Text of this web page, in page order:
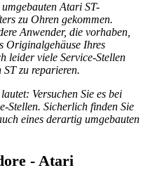
Atari ST-
zu Ohren gekommen.
Anwender, die vorhaben,
Originalgehäuse Ihres
leider viele Service-Stellen
zu reparieren.
Versuchen Sie es bei
Stellen. Sicherlich finden Sie
eines derartig umgebauten
- Atari